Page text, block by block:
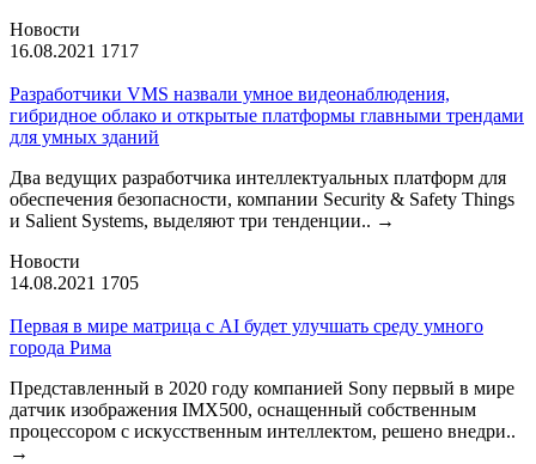
Новости
16.08.2021 1717
Разработчики VMS назвали умное видеонаблюдения,
гибридное облако и открытые платформы главными трендами
для умных зданий
Два ведущих разработчика интеллектуальных платформ для
обеспечения безопасности, компании Security & Safety Things
и Salient Systems, выделяют три тенденции.. →
Новости
14.08.2021 1705
Первая в мире матрица с AI будет улучшать среду умного
города Рима
Представленный в 2020 году компанией Sony первый в мире
датчик изображения IMX500, оснащенный собственным
процессором с искусственным интеллектом, решено внедри..
→